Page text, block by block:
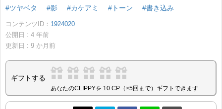
#ツヤベタ
#影 #カケアミ #トーン #書き込み
コンテンツID： 1924020
公開日 : 4 年前
更新日 : 9 か月前
ギフトする
あなたのCLIPPYを 10 CP（×5回まで）ギフトできます